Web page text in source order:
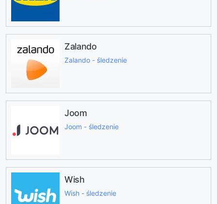
Zalando
Zalando - śledzenie
Joom
Joom - śledzenie
Wish
Wish - śledzenie